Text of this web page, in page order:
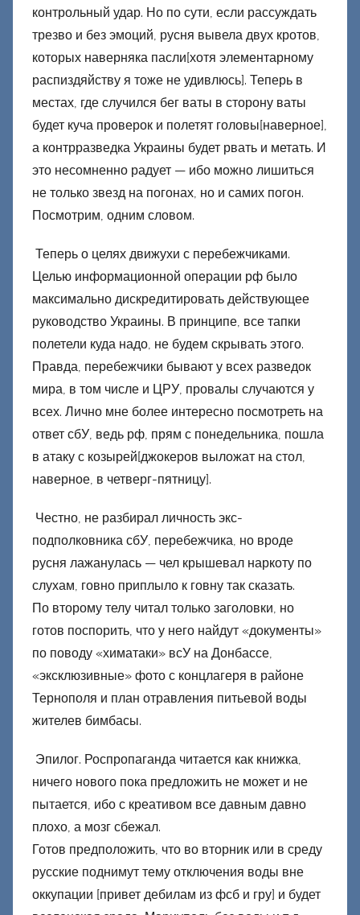
контрольный удар. Но по сути, если рассуждать
трезво и без эмоций, русня вывела двух кротов,
которых наверняка пасли[хотя элементарному
распиздяйству я тоже не удивлюсь]. Теперь в
местах, где случился бег ваты в сторону ваты
будет куча проверок и полетят головы[наверное],
а контрразведка Украины будет рвать и метать. И
это несомненно радует — ибо можно лишиться
не только звезд на погонах, но и самих погон.
Посмотрим, одним словом.
Теперь о целях движухи с перебежчиками.
Целью информационной операции рф было
максимально дискредитировать действующее
руководство Украины. В принципе, все тапки
полетели куда надо, не будем скрывать этого.
Правда, перебежчики бывают у всех разведок
мира, в том числе и ЦРУ, провалы случаются у
всех. Лично мне более интересно посмотреть на
ответ сбУ, ведь рф, прям с понедельника, пошла
в атаку с козырей[джокеров выложат на стол,
наверное, в четверг-пятницу].
Честно, не разбирал личность экс-
подполковника сбУ, перебежчика, но вроде
русня лажанулась — чел крышевал наркоту по
слухам, говно приплыло к говну так сказать.
По второму телу читал только заголовки, но
готов поспорить, что у него найдут «документы»
по поводу «химатаки» всУ на Донбассе,
«эксклюзивные» фото с концлагеря в районе
Тернополя и план отравления питьевой воды
жителев бимбасы.
Эпилог. Роспропаганда читается как книжка,
ничего нового пока предложить не может и не
пытается, ибо с креативом все давным давно
плохо, а мозг сбежал.
Готов предположить, что во вторник или в среду
русские поднимут тему отключения воды вне
оккупации [привет дебилам из фсб и гру] и будет